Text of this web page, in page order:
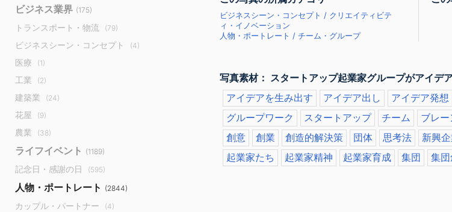
ビジネス業界 (175)
トランスポート・物流 (79)
ビジネスシーン・コンセプト (4)
医療 (1)
工業 (2)
建築業 (24)
花屋 (9)
農業 (38)
ライフイベント (1189)
記念日・感謝の日 (595)
人物・ポートレート (2844)
カップル・パートナー (4)
ビジネスシーン・コンセプト / クリエイティビテ
ィ・イノベーション
人物・ポートレート / チーム・グループ
写真素材： スタートアップ起業家グループがアイデ
アイデアを生み出す
アイデア出し アイデア発想
グループワーク
スタートアップ チーム ブレ
創意
創業 創造的解決策 団体 思考法 新興
起業家たち
起業家精神 起業家育成 集団 集